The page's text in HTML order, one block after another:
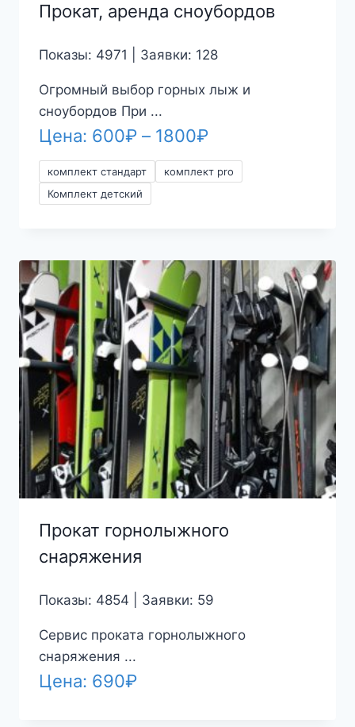
Прокат, аренда сноубордов
Показы: 4971 | Заявки: 128
Огромный выбор горных лыж и
сноубордов При ...
Цена: 600₽ – 1800₽Диапазон
цен:
комплект стандарт
комплект pro
Комплект детский
Прокат горнолыжного
снаряжения
Показы: 4854 | Заявки: 59
Сервис проката горнолыжного
снаряжения ...
Цена: 690₽